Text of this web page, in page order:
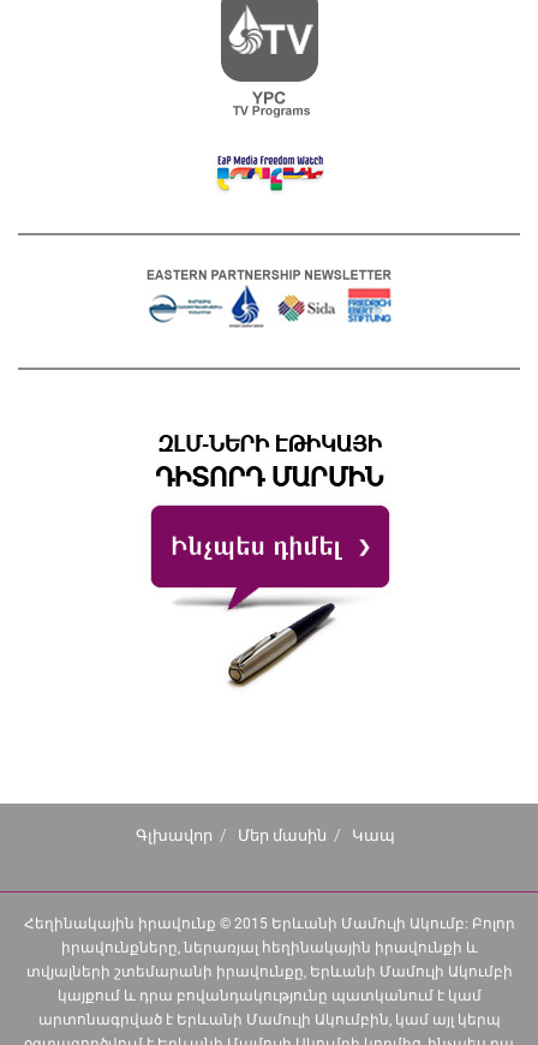
Գլխավոր Մեր մասին Կապ
Հեղինակային իրավունք © 2015 Երևանի Մամուլի Ակումբ: Բոլոր
իրավունքները, ներառյալ հեղինակային իրավունքի և
տվյալների շտեմարանի իրավունքը, Երևանի Մամուլի Ակումբի
կայքում և դրա բովանդակությունը պատկանում է կամ
արտոնագրված է Երևանի Մամուլի Ակումբին, կամ այլ կերպ